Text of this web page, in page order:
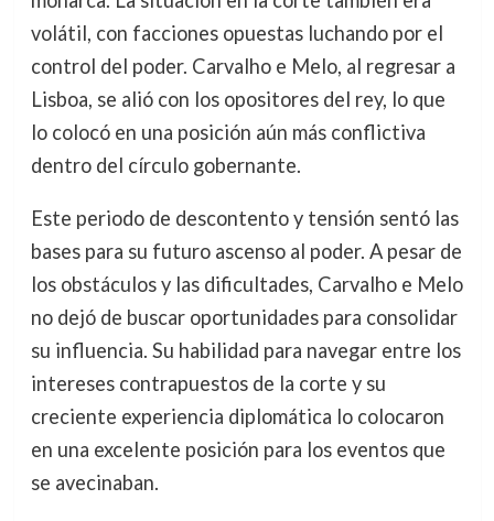
volátil, con facciones opuestas luchando por el
control del poder. Carvalho e Melo, al regresar a
Lisboa, se alió con los opositores del rey, lo que
lo colocó en una posición aún más conflictiva
dentro del círculo gobernante.
Este periodo de descontento y tensión sentó las
bases para su futuro ascenso al poder. A pesar de
los obstáculos y las dificultades, Carvalho e Melo
no dejó de buscar oportunidades para consolidar
su influencia. Su habilidad para navegar entre los
intereses contrapuestos de la corte y su
creciente experiencia diplomática lo colocaron
en una excelente posición para los eventos que
se avecinaban.